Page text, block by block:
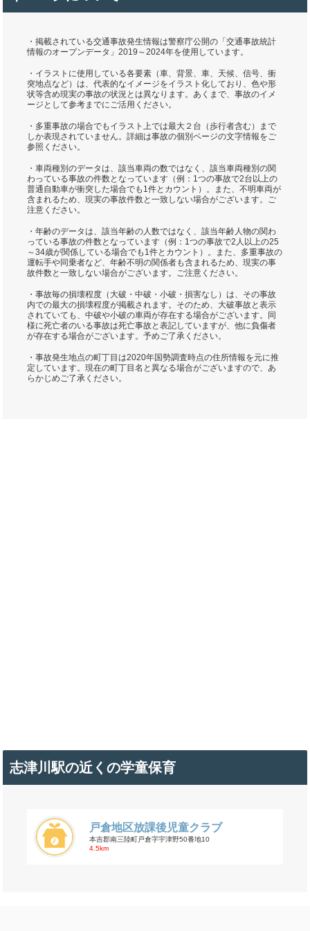
・掲載されている交通事故発生情報は警察庁公開の「交通事故統計
情報のオープンデータ」2019～2024年を使用しています。
・イラストに使用している各要素（車、背景、車、天候、信号、衝
突地点など）は、代表的なイメージをイラスト化しており、色や形
状等含め現実の事故の状況とは異なります。あくまで、事故のイメ
ージとして参考までにご活用ください。
・多重事故の場合でもイラスト上では最大２台（歩行者含む）まで
しか表現されていません。詳細は事故の個別ページの文字情報をご
参照ください。
・車両種別のデータは、該当車両の数ではなく、該当車両種別の関
わっている事故の件数となっています（例：1つの事故で2台以上の
普通自動車が衝突した場合でも1件とカウント）。また、不明車両が
含まれるため、現実の事故件数と一致しない場合がございます。ご
注意ください。
・年齢のデータは、該当年齢の人数ではなく、該当年齢人物の関わ
っている事故の件数となっています（例：1つの事故で2人以上の25
～34歳が関係している場合でも1件とカウント）。また、多重事故の
運転手や同乗者など、年齢不明の関係者も含まれるため、現実の事
故件数と一致しない場合がございます。ご注意ください。
・事故毎の損壊程度（大破・中破・小破・損害なし）は、その事故
内での最大の損壊程度が掲載されます。そのため、大破事故と表示
されていても、中破や小破の車両が存在する場合がございます。同
様に死亡者のいる事故は死亡事故と表記していますが、他に負傷者
が存在する場合がございます。予めご了承ください。
・事故発生地点の町丁目は2020年国勢調査時点の住所情報を元に推
定しています。現在の町丁目名と異なる場合がございますので、あ
らかじめご了承ください。
志津川駅の近くの学童保育
戸倉地区放課後児童クラブ
本吉郡南三陸町戸倉字宇津野50番地10
4.5km